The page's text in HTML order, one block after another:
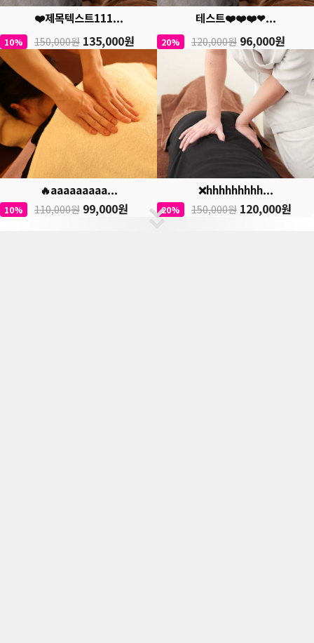
❤️제목텍스트111...
10% 150,000원 135,000원
테스트❤️❤️❤️❤...
20% 120,000원 96,000원
🔥aaaaaaaaa...
10% 110,000원 99,000원
❌hhhhhhhhh...
20% 150,000원 120,000원